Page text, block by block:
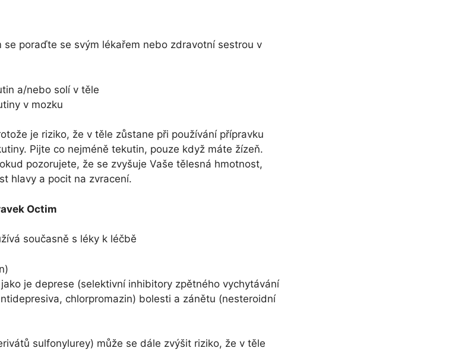
se poraďte se svým lékařem nebo zdravotní sestrou v
a/nebo solí v těle
v mozku
je riziko, že v těle zůstane při používání přípravku
Pijte co nejméně tekutin, pouze když máte žízeň.
pozorujete, že se zvyšuje Vaše tělesná hmotnost,
hlavy a pocit na zvracení.
Octim
současně s léky k léčbě
je deprese (selektivní inhibitory zpětného vychytávání
chlorpromazin) bolesti a zánětu (nesteroidní
sulfonylurey) může se dále zvýšit riziko, že v těle